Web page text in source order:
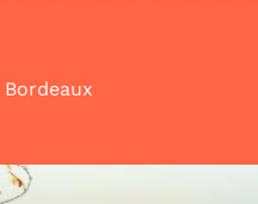
Bordeaux